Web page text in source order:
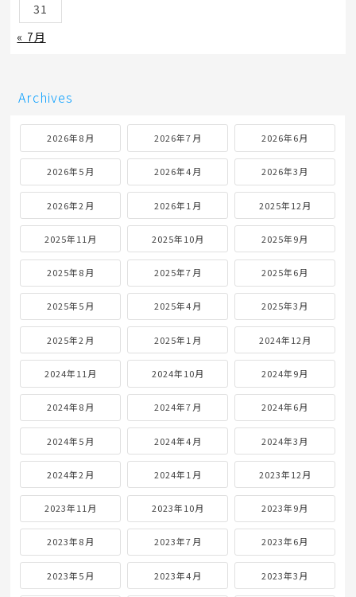
31
« 7月
Archives
2026年8月 2026年7月 2026年6月
2026年5月 2026年4月 2026年3月
2026年2月 2026年1月 2025年12月
2025年11月 2025年10月 2025年9月
2025年8月 2025年7月 2025年6月
2025年5月 2025年4月 2025年3月
2025年2月 2025年1月 2024年12月
2024年11月 2024年10月 2024年9月
2024年8月 2024年7月 2024年6月
2024年5月 2024年4月 2024年3月
2024年2月 2024年1月 2023年12月
2023年11月 2023年10月 2023年9月
2023年8月 2023年7月 2023年6月
2023年5月 2023年4月 2023年3月